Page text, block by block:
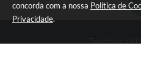
concorda com a nossa Política de
Privacidade.